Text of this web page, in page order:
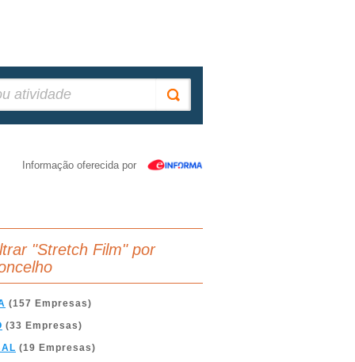
Informação oferecida por
"Stretch Film" por
(157 Empresas)
(33 Empresas)
(19 Empresas)